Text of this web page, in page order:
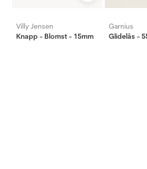
Villy Jensen
Knapp - Blomst - 15mm
Garnius